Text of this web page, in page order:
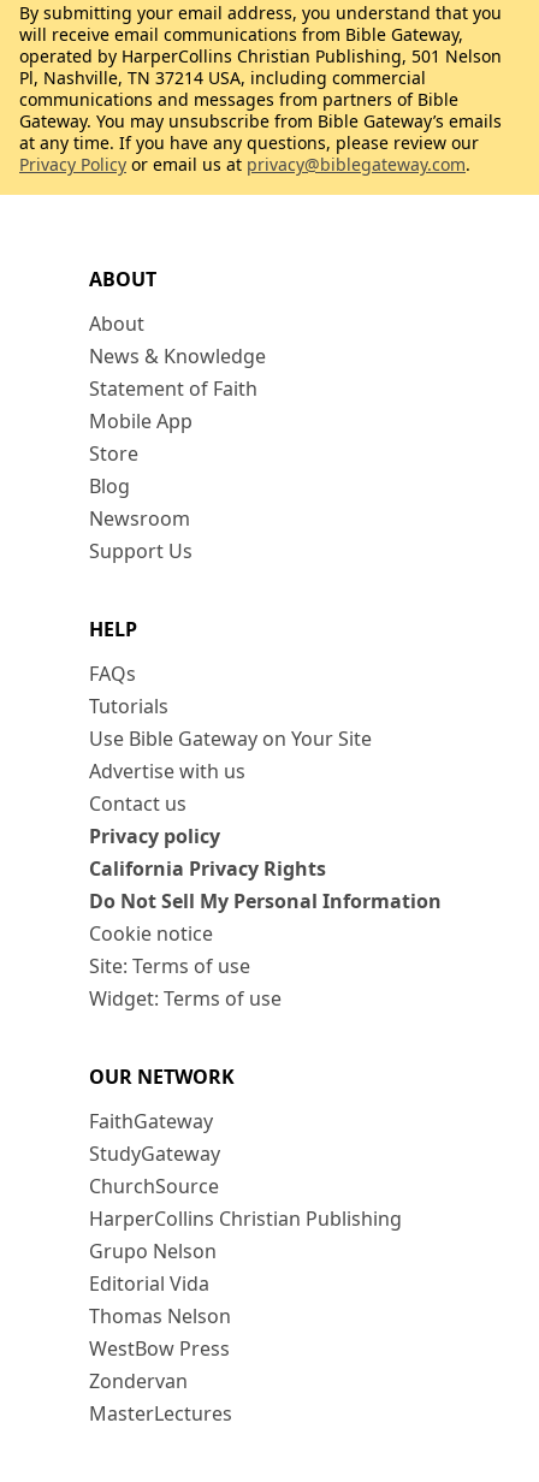
ABOUT
About
News & Knowledge
Statement of Faith
Mobile App
Store
Blog
Newsroom
Support Us
HELP
FAQs
Tutorials
Use Bible Gateway on Your Site
Advertise with us
Contact us
Privacy policy
California Privacy Rights
Do Not Sell My Personal Information
Cookie notice
Site: Terms of use
Widget: Terms of use
OUR NETWORK
FaithGateway
StudyGateway
ChurchSource
HarperCollins Christian Publishing
Grupo Nelson
Editorial Vida
Thomas Nelson
WestBow Press
Zondervan
MasterLectures
By submitting your email address, you understand that you
will receive email communications from Bible Gateway,
operated by HarperCollins Christian Publishing, 501 Nelson
Pl, Nashville, TN 37214 USA, including commercial
communications and messages from partners of Bible
Gateway. You may unsubscribe from Bible Gateway’s emails
at any time. If you have any questions, please review our
Privacy Policy or email us at privacy@biblegateway.com.